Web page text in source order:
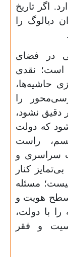
اگر تاریخ
دیالوگ را
در فضای
است؛ نقدی
حاشیه‌ها،
را
دقیق نشود،
که دولت
راست
سراسری و
کنار
مسئله
سطح هویت و
را با دولت،
و فقر